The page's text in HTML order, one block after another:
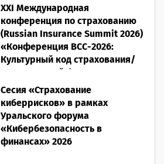
XXI Международная
конференция по страхованию
(Russian Insurance Summit 2026)
«Конференция ВСС-2026:
Культурный код страхования/
Человеческий фактор»
28.05.2026
Сесия «Страхование
киберрисков» в рамках
Уральского форума
«Кибербезопасность в
финансах» 2026